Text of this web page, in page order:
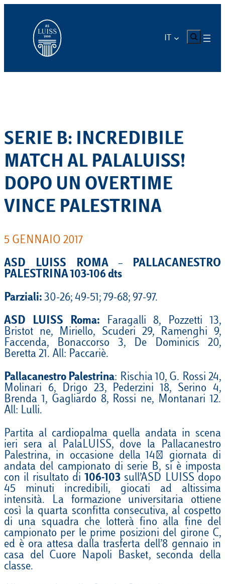
contenuto
CERCA
SERIE B: INCREDIBILE
MATCH AL PALALUISS!
DOPO UN OVERTIME
VINCE PALESTRINA
5 GENNAIO 2017
ASD LUISS ROMA – PALLACANESTRO
PALESTRINA 103-106 dts
Parziali: 30-26; 49-51; 79-68; 97-97.
ASD LUISS Roma:
Faragalli 8, Pozzetti 13,
Bristot ne, Miriello, Scuderi 29, Ramenghi 9,
Faccenda, Bonaccorso 3, De Dominicis 20,
Beretta 21. All: Paccariè.
Pallacanestro Palestrina: Rischia 10, G. Rossi 24,
Molinari 6, Drigo 23, Pederzini 18, Serino 4,
Brenda 1, Gagliardo 8, Rossi ne, Montanari 12.
All: Lulli.
Partita al cardiopalma quella andata in scena
ieri sera al PalaLUISS, dove la Pallacanestro
Palestrina, in occasione della 14^ giornata di
andata del campionato di serie B, si è imposta
con il risultato di 106-103sull’ASD LUISS dopo
45 minuti incredibili, giocati ad altissima
intensità. La formazione universitaria ottiene
così la quarta sconfitta consecutiva, al cospetto
di una squadra che lotterà fino alla fine del
campionato per le prime posizioni del girone C,
ed è ora attesa dalla trasferta dell’8 gennaio in
casa del Cuore Napoli Basket, seconda della
classe.